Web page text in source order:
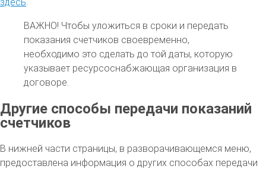
ВАЖНО! Чтобы уложиться в сроки и передать
показания счетчиков своевременно,
необходимо это сделать до той даты, которую
указывает ресурсоснабжающая организация в
договоре.
Другие способы передачи показаний
счетчиков
В нижней части страницы, в разворачивающемся меню,
предоставлена информация о других способах передачи